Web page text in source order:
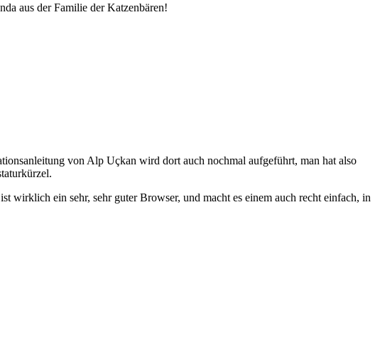
aus der Familie der Katzenbären!
von Alp Uçkan wird dort auch nochmal aufgeführt, man hat also
ein sehr, sehr guter Browser, und macht es einem auch recht einfach, in